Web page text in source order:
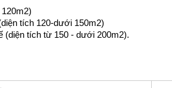
tích 120-dưới 150m2)
(diện tích từ 150 - dưới 200m2).